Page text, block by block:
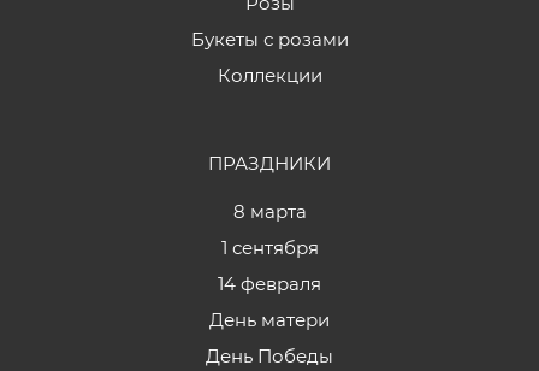
Букеты с розами
Коллекции
ПРАЗДНИКИ
8 марта
1 сентября
14 февраля
День матери
День Победы